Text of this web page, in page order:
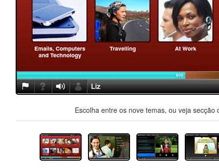
Escolha entre os nove temas, ou veja secção